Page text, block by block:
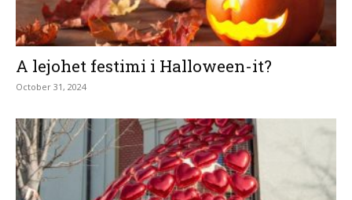
A lejohet festimi i Halloween-it?
October 31, 2024